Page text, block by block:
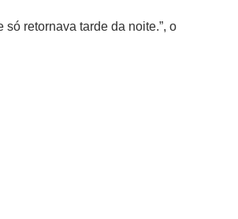
retornava tarde da noite.”, o